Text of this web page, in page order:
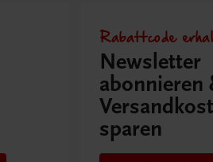
Rabattcode
Newsletter
abonnieren
sparen